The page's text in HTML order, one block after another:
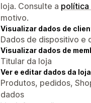
loja. Consulte a política
motivo.
Visualizar dados de
Dados de dispositivo e
Visualizar dados de
Titular da loja
Ver e editar dados da
Produtos, pedidos,
dados